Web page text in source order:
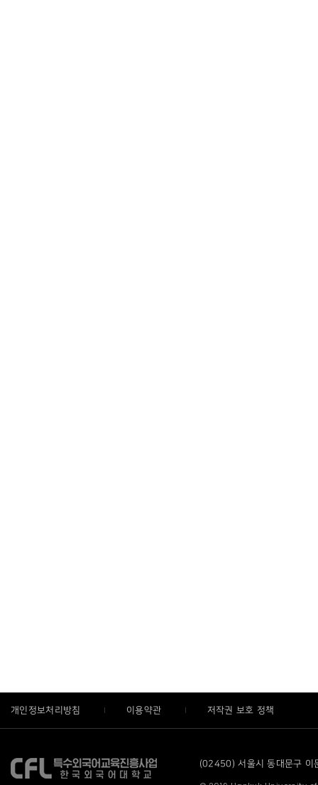
개인정보처리방침 이용약관 저작권 보호 정책
(02450) 서울시 동대문구